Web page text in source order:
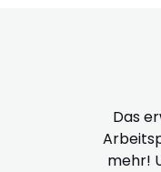
Das
mehr!